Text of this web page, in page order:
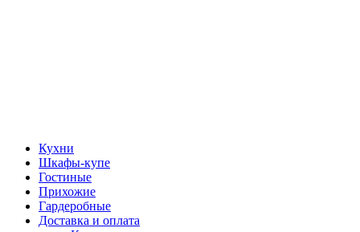
Кухни
Шкафы-купе
Гостиные
Прихожие
Гардеробные
Доставка и оплата